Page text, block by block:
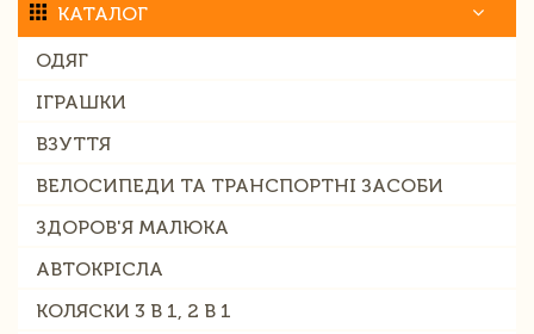
КАТАЛОГ
ОДЯГ
ІГРАШКИ
ВЗУТТЯ
ВЕЛОСИПЕДИ ТА ТРАНСПОРТНІ ЗАСОБИ
ЗДОРОВ'Я МАЛЮКА
АВТОКРІСЛА
КОЛЯСКИ 3 В 1, 2 В 1